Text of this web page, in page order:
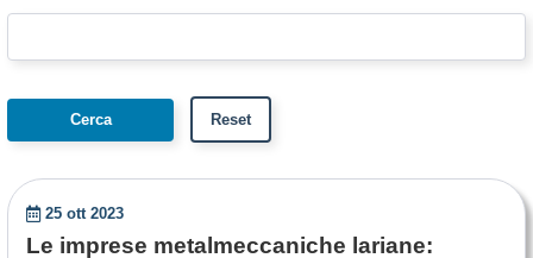
25 ott 2023
Le imprese metalmeccaniche lariane: